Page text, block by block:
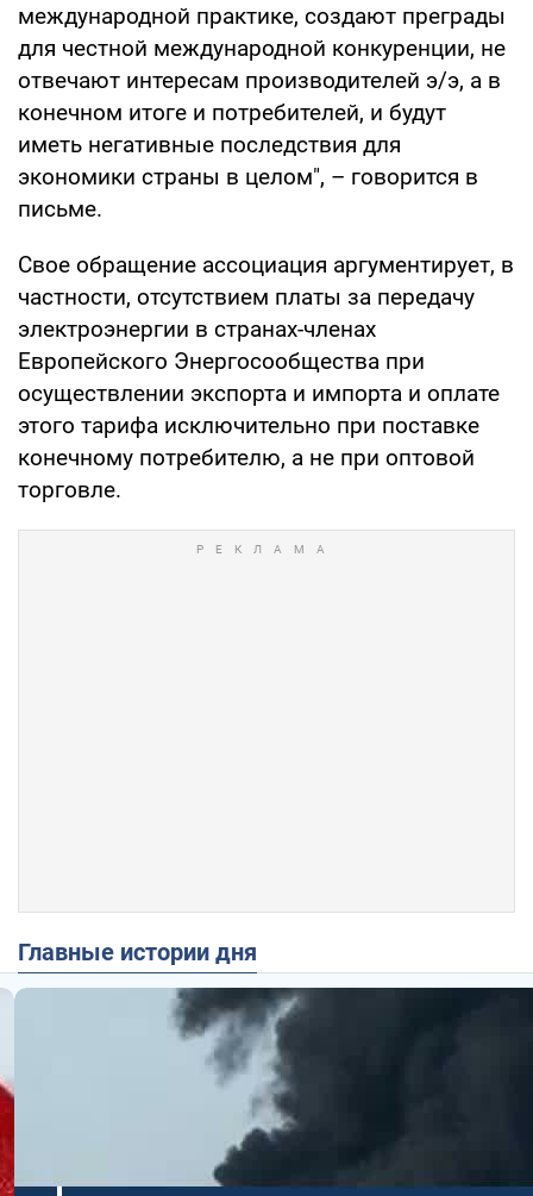
международной практике, создают преграды
для честной международной конкуренции, не
отвечают интересам производителей э/э, а в
конечном итоге и потребителей, и будут
иметь негативные последствия для
экономики страны в целом", – говорится в
письме.
Свое обращение ассоциация аргументирует, в
частности, отсутствием платы за передачу
электроэнергии в странах-членах
Европейского Энергосообщества при
осуществлении экспорта и импорта и оплате
этого тарифа исключительно при поставке
конечному потребителю, а не при оптовой
торговле.
Главные истории дня